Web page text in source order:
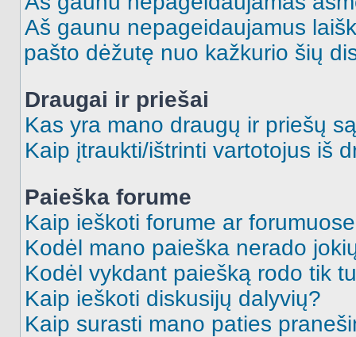
Aš gaunu nepageidaujamus
pašto dėžutę nuo kažkurio šių
Draugai ir priešai
Kas yra mano draugų ir priešų
Kaip įtraukti/ištrinti vartotojus iš
Paieška forume
Kaip ieškoti forume ar
Kodėl mano paieška nerado
Kodėl vykdant paiešką rodo tik
Kaip ieškoti diskusijų dalyvių?
Kaip surasti mano paties